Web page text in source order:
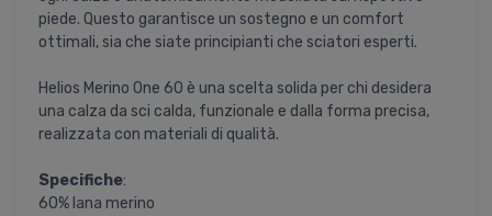
piede. Questo garantisce un sostegno e un comfort
ottimali, sia che siate principianti che sciatori esperti.
Helios Merino One 60 è una scelta solida per chi desidera
una calza da sci calda, funzionale e dalla forma precisa,
realizzata con materiali di qualità.
Specifiche:
60% lana merino